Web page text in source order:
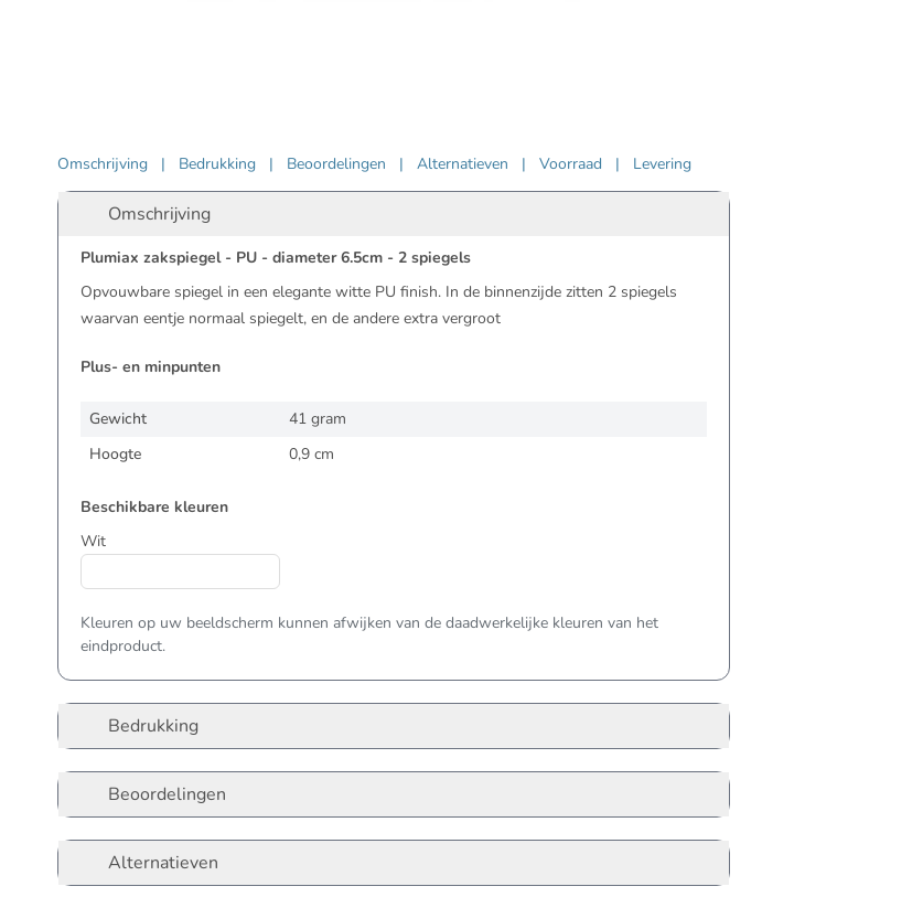
Omschrijving | Bedrukking | Beoordelingen | Alternatieven | Voorraad | Levering
Omschrijving
Plumiax zakspiegel - PU - diameter 6.5cm - 2 spiegels
Opvouwbare spiegel in een elegante witte PU finish. In de binnenzijde zitten 2 spiegels
waarvan eentje normaal spiegelt, en de andere extra vergroot
Plus- en minpunten
Gewicht
41 gram
Hoogte
0,9 cm
Beschikbare kleuren
Wit
Kleuren op uw beeldscherm kunnen afwijken van de daadwerkelijke kleuren van het
eindproduct.
Bedrukking
Beoordelingen
Alternatieven